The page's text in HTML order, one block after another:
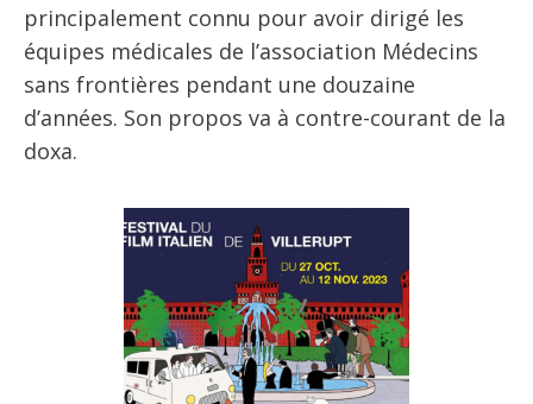
principalement connu pour avoir dirigé les
équipes médicales de l’association Médecins
sans frontières pendant une douzaine
d’années. Son propos va à contre-courant de la
doxa.